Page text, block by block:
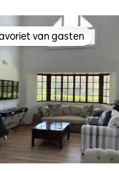
van 4,98 uit 5, 84
van gasten
van gasten